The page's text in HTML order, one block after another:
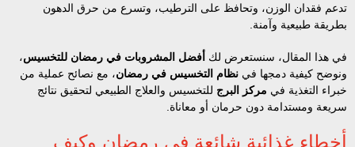
تدعم فقدان الوزن، وتحافظ على الترطيب، وتسرع من حرق الدهون
بطريقة طبيعية وآمنة.
في هذا المقال، سنستعرض لك أفضل المشروبات في رمضان للتخسيس،
ونوضح كيفية دمجها في نظام التخسيس في رمضان، مع نصائح عملية من
خبراء التغذية في مركز البرج للتخسيس والعلاج الطبيعي لتحقيق نتائج
سريعة ومستدامة دون حرمان أو معاناة.
أخطاء غذائية شائعة في رمضان وكيف